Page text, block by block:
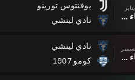
انتهاء وقت المباراة
يوفنتوس تورينو
نادي ليتشي
انتهاء وقت المباراة
نادي ليتشي
كومو 1907